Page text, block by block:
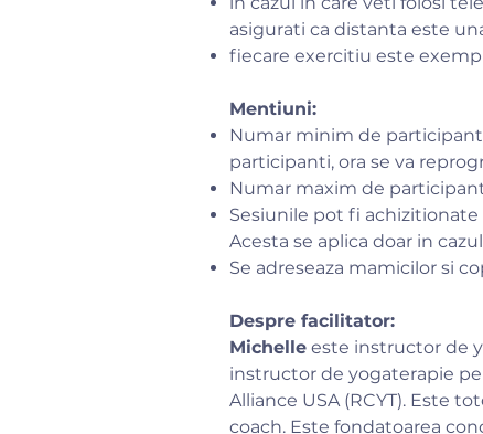
asigurati ca distanta este
fiecare exercitiu este
Mentiuni:
Numar minim de
participanti, ora se va
Numar maxim de
Sesiunile pot fi
Acesta se aplica doar in
Se adreseaza mamicilor si
Despre facilitator:
Michelle este instructor de
instructor de yogaterapie
Alliance USA (RCYT). Este
coach. Este fondatoarea